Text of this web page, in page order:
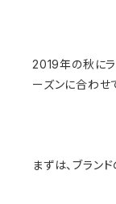
2019年の秋に
ーズンに合わせ
まずは、ブラン